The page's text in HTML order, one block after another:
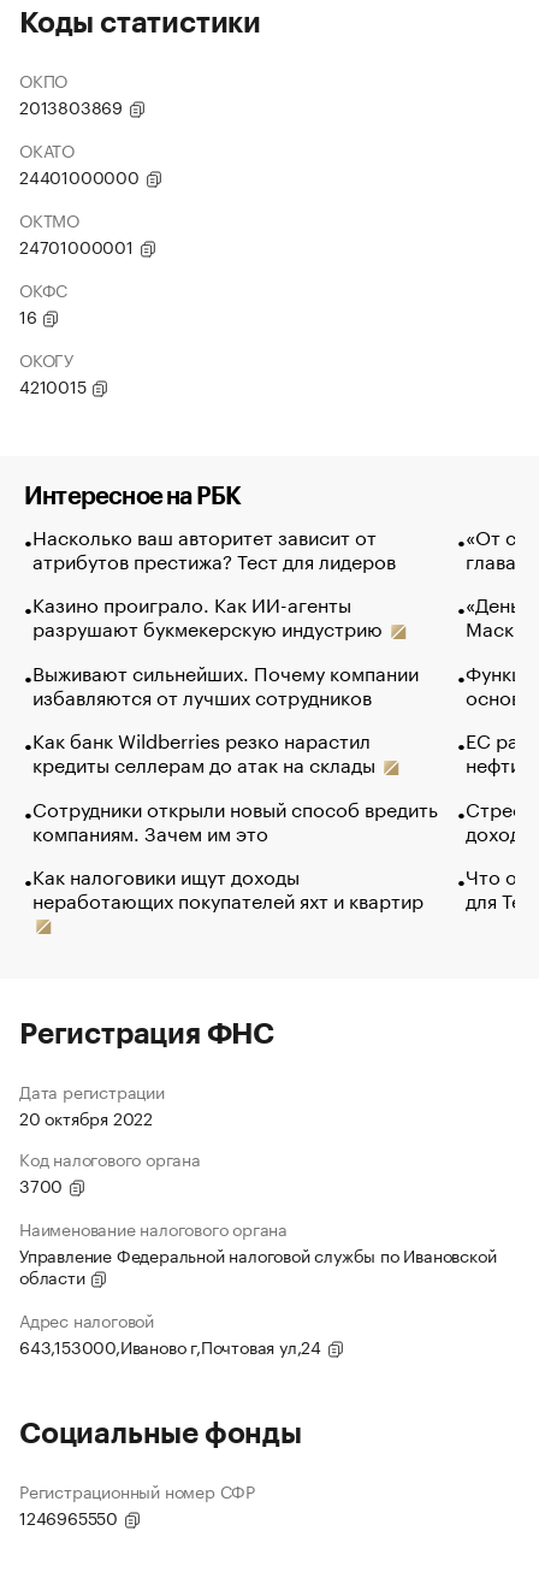
Коды статистики
ОКПО
2013803869
ОКАТО
24401000000
ОКТМО
24701000001
ОКФС
16
ОКОГУ
4210015
Интересное на РБК
Насколько ваш авторитет зависит от
атрибутов престижа? Тест для лидеров
Казино проиграло. Как ИИ-агенты
разрушают букмекерскую индустрию
Выживают сильнейших. Почему компании
избавляются от лучших сотрудников
Как банк Wildberries резко нарастил
кредиты селлерам до атак на склады
Сотрудники открыли новый способ вредить
компаниям. Зачем им это
Как налоговики ищут доходы
неработающих покупателей яхт и квартир
«От
глава
Маск в
основ
ЕС
нефти
Что
для
Регистрация ФНС
Дата регистрации
20 октября 2022
Код налогового органа
3700
Наименование налогового органа
Управление Федеральной налоговой службы по Ивановской
области
Адрес налоговой
643,153000,Иваново г,Почтовая ул,24
Социальные фонды
Регистрационный номер СФР
1246965550